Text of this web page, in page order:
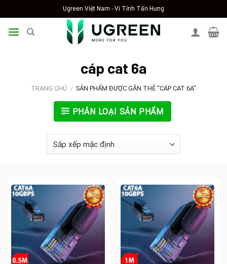
to
content
Ugreen Việt Nam - Vi Tính Tấn Hưng
cáp cat 6a
TRANG CHỦ / SẢN PHẨM ĐƯỢC GẮN THẺ “CÁP CAT 6A”
PHÂN LOẠI SẢN PHẨM